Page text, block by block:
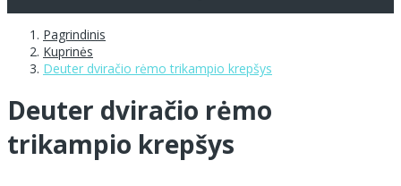
Pagrindinis
Kuprinės
Deuter dviračio rėmo trikampio krepšys
Deuter dviračio rėmo
trikampio krepšys